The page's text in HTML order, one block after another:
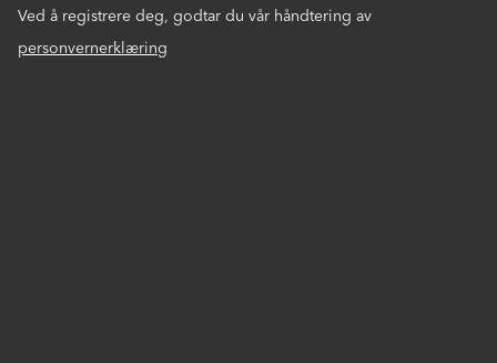
Ved å registrere deg, godtar du vår håndtering av
personvernerklæring